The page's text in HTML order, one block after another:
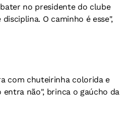
no presidente do clube
O caminho é esse",
com chuteirinha colorida e
não", brinca o gaúcho da